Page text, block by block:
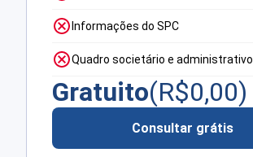
Informações do SPC
Quadro societário e administrativo
Gratuito(R$0,00)
Consultar grátis